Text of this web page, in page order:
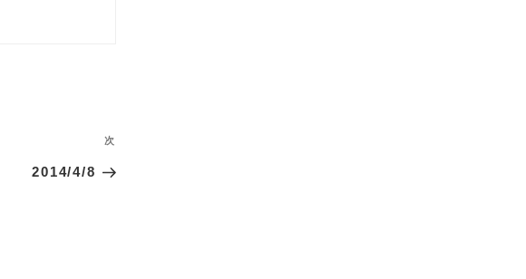
の
次
2014/4/8